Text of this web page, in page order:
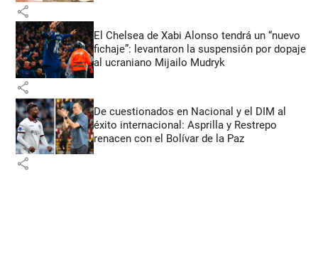
share
El Chelsea de Xabi Alonso tendrá un “nuevo
fichaje”: levantaron la suspensión por dopaje
al ucraniano Mijailo Mudryk
share
De cuestionados en Nacional y el DIM al
éxito internacional: Asprilla y Restrepo
renacen con el Bolívar de la Paz
share